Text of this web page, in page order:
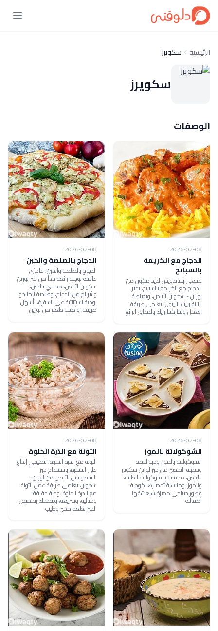
الرئيسية سكويرز
سكويرز
الوصفات
2026-07-08
الدجاج مع الكريمة
بالسبانخ
تمتعي بساندويش لذيذ مكون من
الدجاج مع الكريمة بالسبانخ، بخبز
لوزين - سكويرز الأبيض، وبصلصة
اللبنة بزيت الزيتون، تعلمي طريقة
العمل وشاركينا رأيك بالمذاق الرائع
2026-07-08
الدجاج بالصلصة والجبن
الدجاج بالصلصة والجبن، فاجئي
عائلتك بوجبة رائعة جداً من خبز لوزين
سكويرز الأبيض، محشي بالجبن،
وشرائح من الدجاج، وصلصة المانجو
لوجبة استثنائية على السفرة، بأسهل
طريقة، وأطيب طعم من لوزين
2026-07-08
الشوكولاتة بالموز
الشوكولاتة بالموز، وجبة لذيذة
وسهلة التحضير من خبز لوزين سكويرز
الأبيض، محشية بالشوكولاتة الطيبة،
والموز، ومناسبة تحضيرها كوجبة
فطور صباحي مميزة سيعشقها
أطفالك
2026-07-08
التونة مع الذرة الحلوة
التونة مع الذرة الحلوة، لتضيفي إبداع
على السفرة، باستخدام خبز
الساندويتش الأبيض من لوزين –
سكويرز، تعلمي طريقة عمل التونة
مع الذرة الحلوة، وجبة خفيفة
ومثالية، وسريعة، وننصحك بتحميص
الخبز لطعم مميز وطيب